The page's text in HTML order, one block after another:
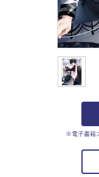
※電子書籍